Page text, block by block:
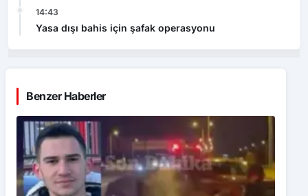
14:43
Yasa dışı bahis için şafak operasyonu
Benzer Haberler